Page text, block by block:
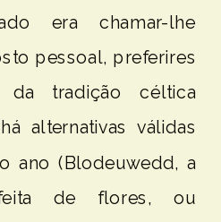
era chamar-lhe
pessoal, preferires
da tradição céltica
alternativas válidas
ano (Blodeuwedd, a
de flores, ou